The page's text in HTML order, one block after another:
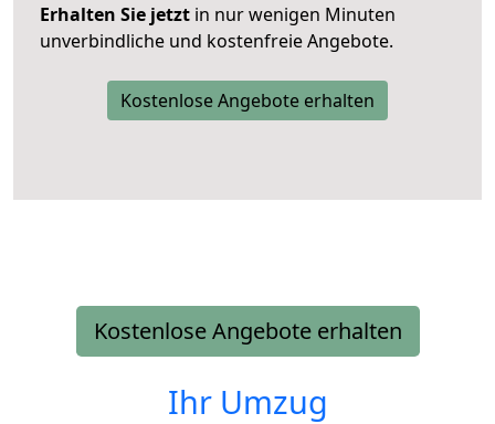
Erhalten Sie jetzt in nur wenigen Minuten
unverbindliche und kostenfreie Angebote.
Kostenlose Angebote erhalten
Kostenlose Angebote erhalten
Ihr Umzug